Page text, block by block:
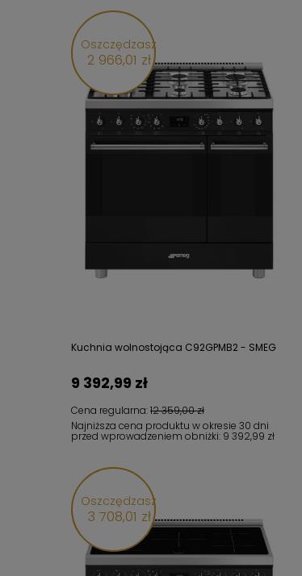
Oszczędzasz
2 966,01 zł
Kuchnia wolnostojąca C92GPMB2 - SMEG
Cena regularna:12 359,00 zł
9 392,99 zł
Najniższa cena produktu w okresie 30 dni
przed wprowadzeniem obniżki: 9 392,99 zł
Oszczędzasz
3 708,01 zł